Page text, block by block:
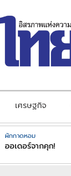
เศรษฐกิจ
ผักกาดหอม
ออเดอร์จากคุก!